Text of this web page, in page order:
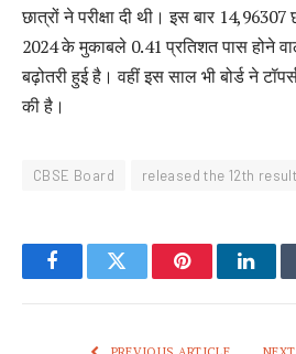
छात्रों ने परीक्षा दी थी। इस बार 14,96307
2024 के मुकाबले 0.41 प्रतिशत पास होने
बढ़ोतरी हुई है। वहीं इस साल भी बोर्ड ने
की है।
CBSE Board released the 12th
FacebookTwitter Pinterest